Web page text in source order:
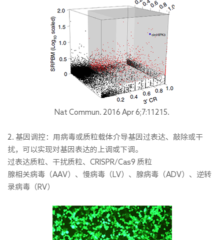
Nat Commun. 2016 Apr 6;7:11215.
2. 基因调控：用病毒或质粒载体介导基因过表达、敲除或干
扰，可以实现对基因表达的上调或下调。
过表达质粒、干扰质粒、CRISPR/Cas9 质粒
腺相关病毒（AAV）、慢病毒（LV）、腺病毒（ADV）、逆转
录病毒（RV）